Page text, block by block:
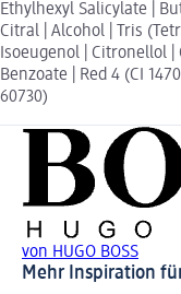
Ethylhexyl Salicylate |
Citral | Alcohol | Tris
Isoeugenol | Citronellol |
Benzoate | Red 4 (CI
60730)
von HUGO BOSS
Mehr Inspiration